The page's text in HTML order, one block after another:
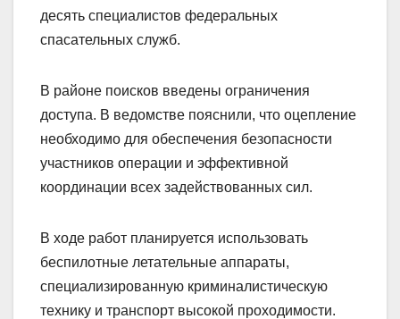
десять специалистов федеральных
спасательных служб.
В районе поисков введены ограничения
доступа. В ведомстве пояснили, что оцепление
необходимо для обеспечения безопасности
участников операции и эффективной
координации всех задействованных сил.
В ходе работ планируется использовать
беспилотные летательные аппараты,
специализированную криминалистическую
технику и транспорт высокой проходимости.